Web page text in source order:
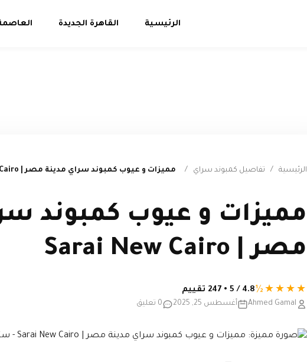
الرئيسية القاهرة الجديدة العاصمة
الرئيسية / تفاصيل كمبوند سراي / مميزات و عيوب كمبوند سراي مدينة مصر | Sarai New Cairo
مميزات و عيوب كمبوند
مصر | Sarai New Cairo
★★★★½4.8 / 5 • 247 تقييم
Ahmed Gamal أغسطس 25, 2025 0 تعليق